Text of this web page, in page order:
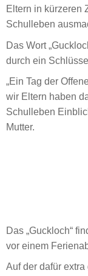
Eltern in kürzeren
Schulleben
Das Wort
durch ein
„Ein Tag der
wir Eltern haben
Schulleben
Mutter.
Das „Guckloch“
vor einem
Auf der dafür